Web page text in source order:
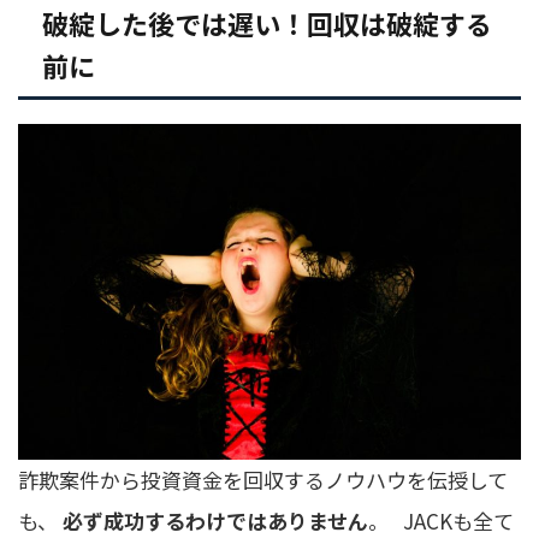
破綻した後では遅い！回収は破綻する
前に
詐欺案件から投資資金を回収するノウハウを伝授して
も、 必ず成功するわけではありません。 JACKも全て